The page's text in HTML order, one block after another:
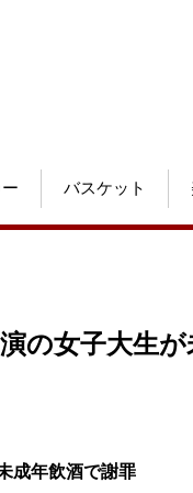
バスケット
の女子大生
成年飲酒で謝罪